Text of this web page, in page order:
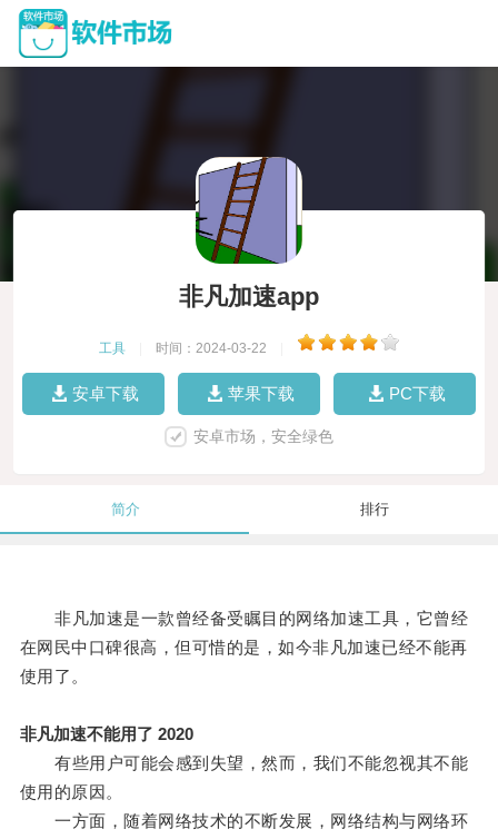
非凡加速app
工具 时间：2024-03-22
安卓下载 苹果下载 PC下载
安卓市场，安全绿色
简介 排行
非凡加速是一款曾经备受瞩目的网络加速工具，它曾经
在网民中口碑很高，但可惜的是，如今非凡加速已经不能再
使用了。
非凡加速不能用了 2020
有些用户可能会感到失望，然而，我们不能忽视其不能
使用的原因。
一方面，随着网络技术的不断发展，网络结构与网络环